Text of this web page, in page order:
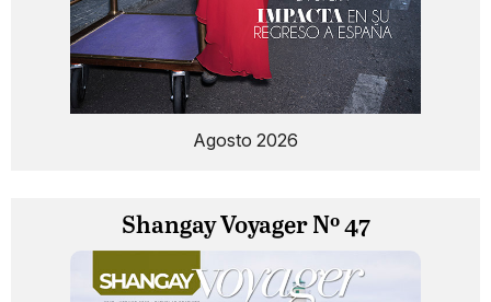
Agosto 2026
Shangay Voyager Nº 47